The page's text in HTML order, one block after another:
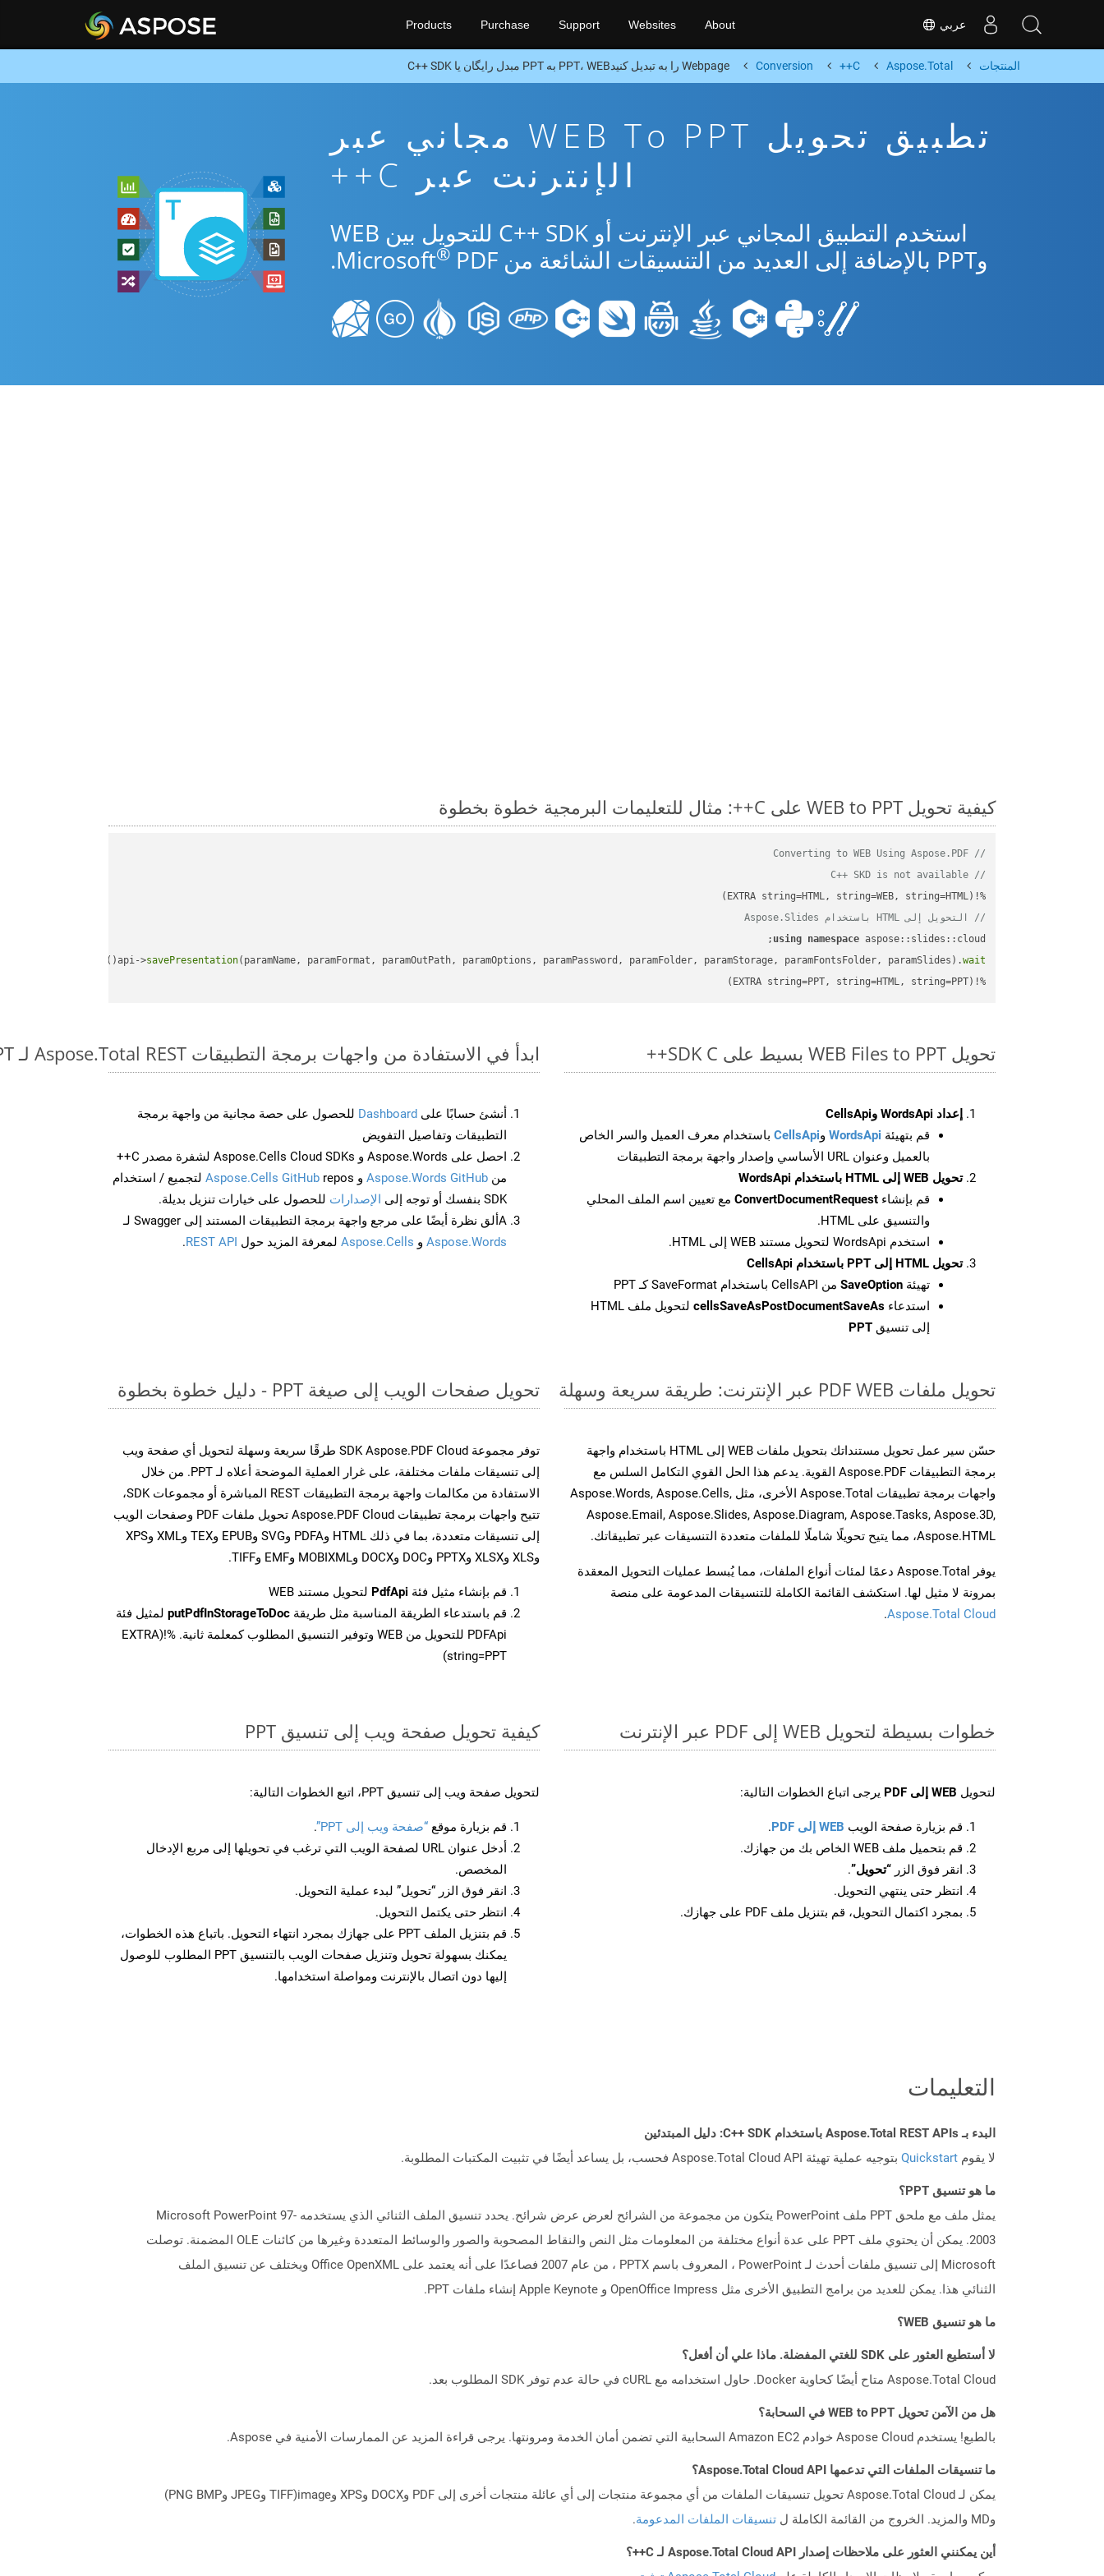
عربي Products Purchase Support Websites About
المنتجات Aspose.Total
C++
Conversion Webpage را به تبدیل کنیدPPT، WEB به PPT مبدل رایگان یا C++ SDK
تطبيق تحويل WEB To PPT مجاني عبر
الإنترنت عبر C++
استخدم التطبيق المجاني عبر الإنترنت أو C++ SDK للتحويل بين WEB
وPPT بالإضافة إلى العديد من التنسيقات الشائعة من Microsoft
® PDF.
كيفية تحويل WEB to PPT على C++: مثال للتعليمات البرمجية خطوة بخطوة
// Converting to WEB Using Aspose.PDF
// C++ SKD is not available
%!(EXTRA string=HTML, string=WEB, string=HTML)
// التحويل إلى HTML باستخدام Aspose.Slides
using namespace
api->savePresentation(paramName, paramFormat, paramOutPath, paramOptions, paramPassword, paramFolder, paramStorage, paramFontsFolder, paramSlides).wait
%!(EXTRA string=PPT, string=HTML, string=PPT)
تحويل WEB Files to PPT بسيط على SDK C++
إعداد WordsApi وCellsApi
قم بتهيئة WordsApi وCellsApi باستخدام معرف العميل والسر الخاص
بالعميل وعنوان URL الأساسي وإصدار واجهة برمجة التطبيقات
تحويل WEB إلى HTML باستخدام WordsApi
قم بإنشاء ConvertDocumentRequest مع تعيين اسم الملف المحلي
والتنسيق على HTML.
استخدم WordsApi لتحويل مستند WEB إلى HTML.
تحويل HTML إلى PPT باستخدام CellsApi
تهيئة SaveOption من CellsAPI باستخدام SaveFormat كـ PPT
استدعاء cellsSaveAsPostDocumentSaveAs
لتحويل ملف HTML
إلى تنسيق PPT
ابدأ في الاستفادة من واجهات برمجة التطبيقات Aspose.Total REST لـ WEB to PPT
أنشئ حسابًا على Dashboard للحصول على حصة مجانية من واجهة برمجة
التطبيقات وتفاصيل التفويض
احصل على Aspose.Words و Aspose.Cells Cloud SDKs لشفرة مصدر C++
من Aspose.Words GitHub و Aspose.Cells GitHub repos لتجميع / استخدام
SDK بنفسك أو توجه إلى
الإصدارات للحصول على خيارات تنزيل بديلة.
Aألق نظرة أيضًا على مرجع واجهة برمجة التطبيقات المستند إلى Swagger لـ
Aspose.Words و Aspose.Cells لمعرفة المزيد حول REST API
.
تحويل ملفات PDF WEB عبر الإنترنت: طريقة سريعة وسهلة
حسّن سير عمل تحويل مستنداتك بتحويل ملفات WEB إلى HTML باستخدام واجهة
برمجة التطبيقات Aspose.PDF القوية. يدعم هذا الحل القوي التكامل السلس مع
واجهات برمجة تطبيقات Aspose.Total الأخرى، مثل Aspose.Words, Aspose.Cells,
Aspose.Email, Aspose.Slides, Aspose.Diagram, Aspose.Tasks, Aspose.3D,
Aspose.HTML، مما يتيح تحويلًا شاملًا للملفات متعددة التنسيقات عبر تطبيقاتك.
يوفر Aspose.Total دعمًا لمئات أنواع الملفات، مما يُبسط عمليات التحويل المعقدة
بمرونة لا مثيل لها. استكشف القائمة الكاملة للتنسيقات المدعومة على منصة
Aspose.Total Cloud
.
تحويل صفحات الويب إلى صيغة PPT - دليل خطوة بخطوة
توفر مجموعة SDK Aspose.PDF Cloud طرقًا سريعة وسهلة لتحويل أي صفحة ويب
إلى تنسيقات ملفات مختلفة، على غرار العملية الموضحة أعلاه لـ PPT. من خلال
الاستفادة من مكالمات واجهة برمجة التطبيقات REST المباشرة أو مجموعات SDK،
تتيح واجهات برمجة تطبيقات Aspose.PDF Cloud تحويل ملفات PDF وصفحات الويب
إلى تنسيقات متعددة، بما في ذلك HTML وPDFA وSVG وEPUB وTEX وXML وXPS
وXLS وXLSX وPPTX وDOC وDOCX وMOBIXML وEMF وTIFF.
قم بإنشاء مثيل فئة PdfApi لتحويل مستند WEB
قم باستدعاء الطريقة المناسبة مثل طريقة putPdfInStorageToDoc لمثيل فئة
PDFApi للتحويل من WEB وتوفير التنسيق المطلوب كمعلمة ثانية. %!(EXTRA
string=PPT)
خطوات بسيطة لتحويل WEB إلى PDF عبر الإنترنت
لتحويل WEB إلى PDF يرجى اتباع الخطوات التالية:
قم بزيارة صفحة الويب WEB إلى PDF
.
قم بتحميل ملف WEB الخاص بك من جهازك.
انقر فوق الزر “تحويل”.
انتظر حتى ينتهي التحويل.
بمجرد اكتمال التحويل، قم بتنزيل ملف PDF على جهازك.
كيفية تحويل صفحة ويب إلى تنسيق PPT
لتحويل صفحة ويب إلى تنسيق PPT، اتبع الخطوات التالية:
قم بزيارة موقع “صفحة ويب إلى PPT”
.
أدخل عنوان URL لصفحة الويب التي ترغب في تحويلها إلى مربع الإدخال
المخصص.
انقر فوق الزر “تحويل” لبدء عملية التحويل.
انتظر حتى يكتمل التحويل.
قم بتنزيل الملف PPT على جهازك بمجرد انتهاء التحويل. باتباع هذه الخطوات،
يمكنك بسهولة تحويل وتنزيل صفحات الويب بالتنسيق PPT المطلوب للوصول
إليها دون اتصال بالإنترنت ومواصلة استخدامها.
التعليمات
البدء بـ Aspose.Total REST APIs باستخدام C++ SDK: دليل المبتدئين
لا يقوم Quickstart بتوجيه عملية تهيئة Aspose.Total Cloud API فحسب، بل يساعد أيضًا في تثبيت المكتبات المطلوبة.
ما هو تنسيق PPT؟
يمثل ملف مع ملحق PPT ملف PowerPoint يتكون من مجموعة من الشرائح لعرض عرض شرائح. يحدد تنسيق الملف الثنائي الذي يستخدمه Microsoft PowerPoint 97-
2003. يمكن أن يحتوي ملف PPT على عدة أنواع مختلفة من المعلومات مثل النص والنقاط المصحوبة والصور والوسائط المتعددة وغيرها من كائنات OLE المضمنة. توصلت
Microsoft إلى تنسيق ملفات أحدث لـ PowerPoint ، المعروف باسم PPTX ، من عام 2007 فصاعدًا على أنه يعتمد على Office OpenXML ويختلف عن تنسيق الملف
الثنائي هذا. يمكن للعديد من برامج التطبيق الأخرى مثل OpenOffice Impress و Apple Keynote إنشاء ملفات PPT.
ما هو تنسيق WEB؟
لا أستطيع العثور على SDK للغتي المفضلة. ماذا علي أن أفعل؟
Aspose.Total Cloud متاح أيضًا كحاوية Docker. حاول استخدامه مع cURL في حالة عدم توفر SDK المطلوب بعد.
هل من الآمن تحويل WEB to PPT في السحابة؟
بالطبع! يستخدم Aspose Cloud خوادم Amazon EC2 السحابية التي تضمن أمان الخدمة ومرونتها. يرجى قراءة المزيد عن الممارسات الأمنية في Aspose.
ما تنسيقات الملفات التي تدعمها Aspose.Total Cloud API؟
يمكن لـ Aspose.Total Cloud تحويل تنسيقات الملفات من أي مجموعة منتجات إلى أي عائلة منتجات أخرى إلى PDF وDOCX وXPS وimage(TIFF وJPEG وPNG BMP)
وMD والمزيد. الخروج من القائمة الكاملة ل
تنسيقات الملفات المدعومة.
أين يمكنني العثور على ملاحظات إصدار Aspose.Total Cloud API لـ C++؟